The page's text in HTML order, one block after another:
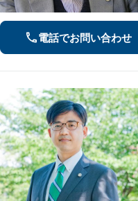
電話でお問い合わせ